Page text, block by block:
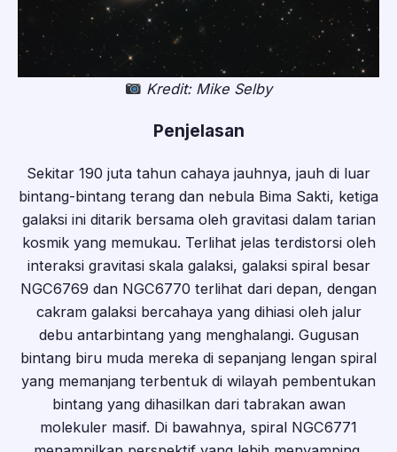
Kredit: Mike Selby
Penjelasan
Sekitar 190 juta tahun cahaya jauhnya, jauh di luar
bintang-bintang terang dan nebula Bima Sakti, ketiga
galaksi ini ditarik bersama oleh gravitasi dalam tarian
kosmik yang memukau. Terlihat jelas terdistorsi oleh
interaksi gravitasi skala galaksi, galaksi spiral besar
NGC6769 dan NGC6770 terlihat dari depan, dengan
cakram galaksi bercahaya yang dihiasi oleh jalur
debu antarbintang yang menghalangi. Gugusan
bintang biru muda mereka di sepanjang lengan spiral
yang memanjang terbentuk di wilayah pembentukan
bintang yang dihasilkan dari tabrakan awan
molekuler masif. Di bawahnya, spiral NGC6771